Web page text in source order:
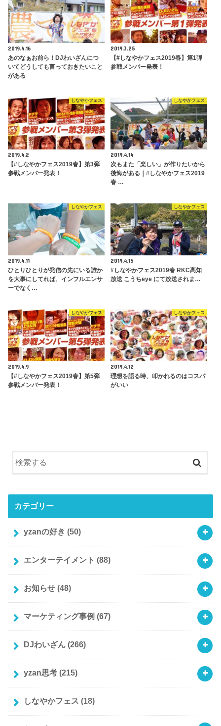
2019.4.16
あのなぁお前ら！DJわいざんにつ
いてどうしても言っておきたいこと
がある
2019.3.25
【#しなやかフェス2019春】第1弾
参戦メンバー発表！
しなやかフェス
2019.4.2
【#しなやかフェス2019春】第3弾
参戦メンバー発表！
しなやかフェス
2019.4.14
次もまた「楽しい」が作りたいから
後悔がある｜#しなやかフェス2019
春 …
しなやかフェス
2019.4.11
ひとりひとりが発信の先にいる誰か
を大事にしてれば、インフルエンサ
ーでなく…
しなやかフェス
2019.4.15
#しなやかフェス2019春 RKC高知
放送 こうちeye にて放送されま…
しなやかフェス
2019.4.9
【#しなやかフェス2019春】第5弾
参戦メンバー発表！
しなやかフェス
2019.4.12
理想を語る時、叩かれるのはコスパ
がいい
カテゴリー
yzanの好き (50)
エンターテイメント (88)
お知らせ (48)
マーケティング事例 (67)
DJわいざん (266)
yzan思考 (215)
しなやかフェス (18)